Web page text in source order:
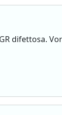
difettosa.